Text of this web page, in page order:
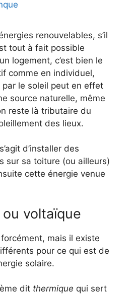
renouvelables, s’il
tout à fait possible
logement, c’est bien le
comme en individuel,
par le soleil peut en effet
source naturelle, même
reste là tributaire du
des lieux.
d’installer des
sur sa toiture (ou ailleurs)
cette énergie venue
voltaïque
mais il existe
pour ce qui est de
solaire.
dit thermique qui sert